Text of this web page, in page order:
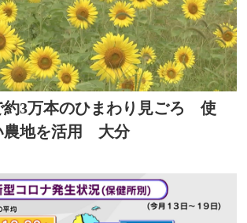
約3万本のひまわり見ごろ 使
農地を活用 大分